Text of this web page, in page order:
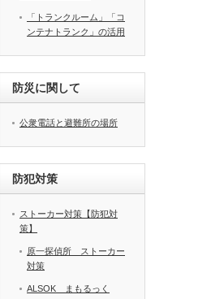
「トランクルーム」「コ
ンテナトランク」の活用
防災に関して
公衆電話と避難所の場所
防犯対策
ストーカー対策【防犯対
策】
原一探偵所 ストーカー
対策
ALSOK まもるっく